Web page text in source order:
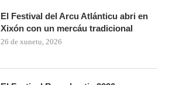
El Festival del Arcu Atlánticu abri en
Xixón con un mercáu tradicional
26 de xunetu, 2026